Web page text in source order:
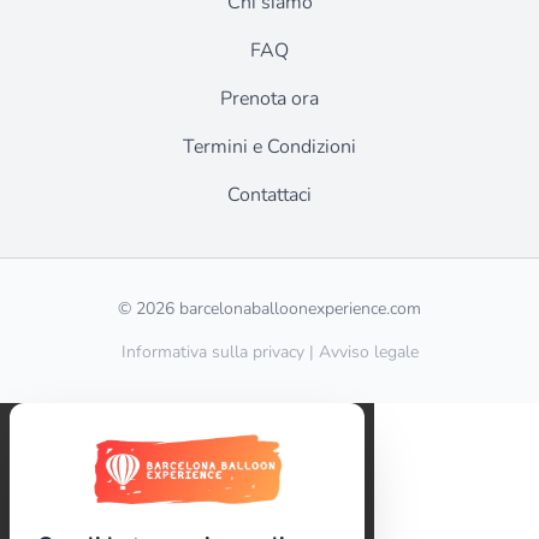
FAQ
Prenota ora
Termini e Condizioni
Contattaci
© 2026 barcelonaballoonexperience.com
Informativa sulla privacy | Avviso legale